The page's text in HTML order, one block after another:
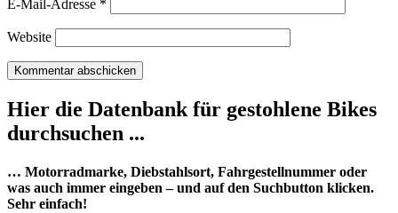
E-Mail-Adresse *
Website
Hier die Datenbank für gestohlene Bikes
durchsuchen ...
… Motorradmarke, Diebstahlsort, Fahrgestellnummer oder
was auch immer eingeben – und auf den Suchbutton klicken.
Sehr einfach!